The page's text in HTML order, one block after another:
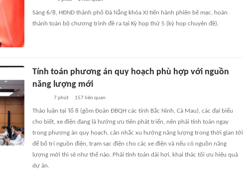
Sáng 6/8, HĐND thành phố Đà Nẵng khóa XI tiến hành phiên bế mạc, hoàn
thành toàn bộ chương trình đề ra tại Kỳ họp thứ 5 (kỳ họp chuyên đề).
Tính toán phương án quy hoạch phù hợp với nguồn
năng lượng mới
7 phút 157liên quan
Thảo luận tại Tổ 8 (gồm Đoàn ĐBQH các tỉnh Bắc Ninh, Cà Mau), các đại biểu
cho biết, xe điện đang là hướng ưu tiên phát triển, nên phải tính toán ngay
trong phương án quy hoạch, cân nhắc xu hướng năng lượng trong thời gian tới
để bố trí nguồn điện, trạm sạc điện cho các xe điện và nếu có nguồn năng
lượng mới thì sẽ như thế nào. Phải tính toán dài hơi, khai thác tối ưu hiệu quả
dự án.